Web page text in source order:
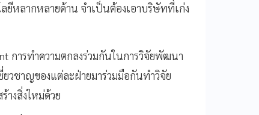
ยีหลากหลายด้าน จำเป็นต้องเอาบริษัทที่เก่ง
การทำความตกลงร่วมกันในการวิจัยพัฒนา
วชาญของแต่ละฝ่ายมาร่วมมือกันทำวิจัย
างสิ่งใหม่ด้วย